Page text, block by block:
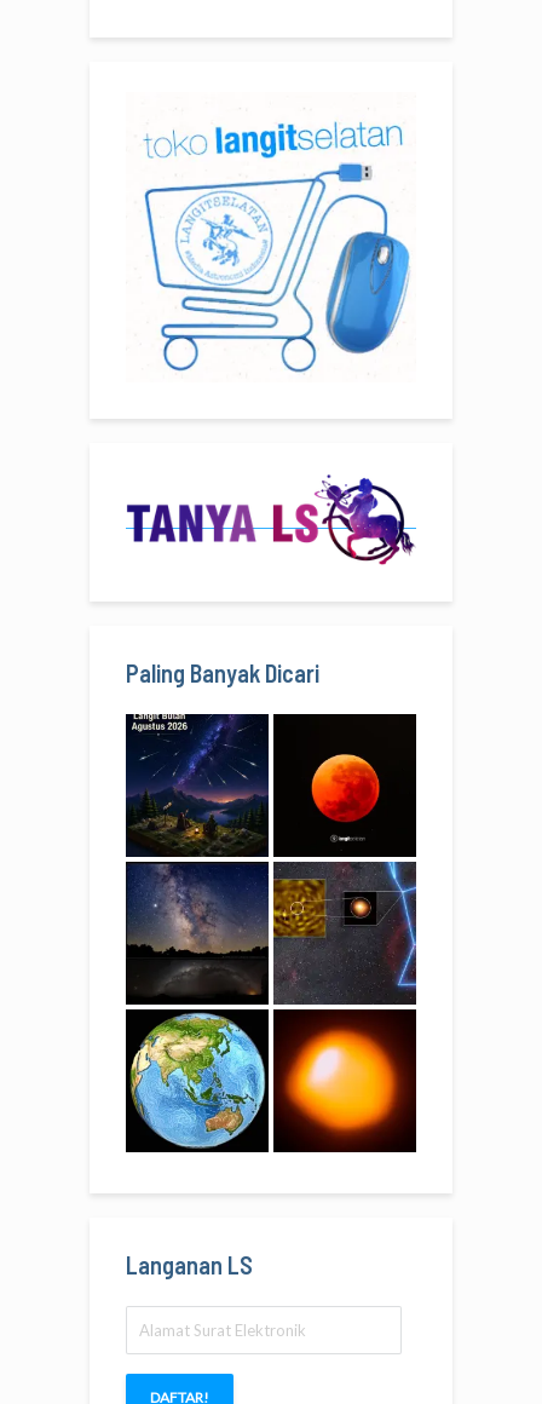
Paling Banyak Dicari
Langanan LS
Surat
Elektronik
DAFTAR!